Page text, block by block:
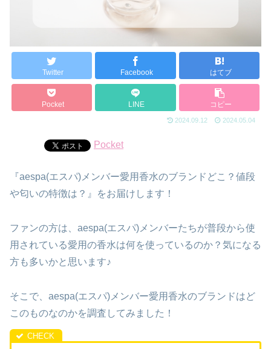
Twitter Facebook はてブ
Pocket LINE コピー
2024.09.12 2024.05.04
Pocket
『aespa(エスパ)メンバー愛用香水のブランドどこ？値段
や匂いの特徴は？』をお届けします！
ファンの方は、aespa(エスパ)メンバーたちが普段から使
用されている愛用の香水は何を使っているのか？気になる
方も多いかと思います♪
そこで、aespa(エスパ)メンバー愛用香水のブランドはど
このものなのかを調査してみました！